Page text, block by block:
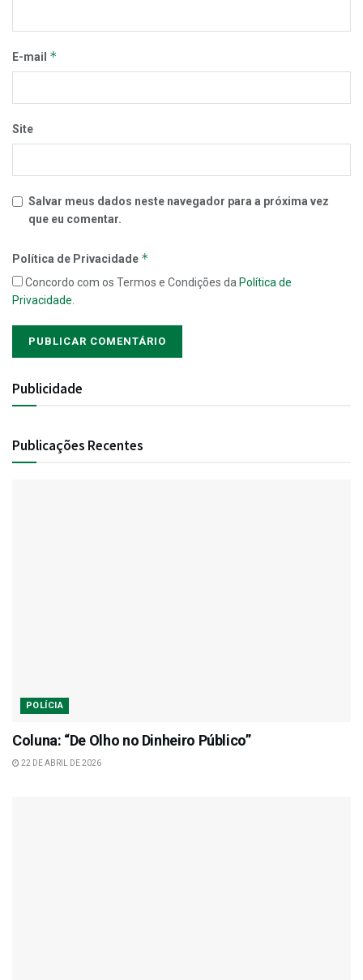
E-mail *
Site
Salvar meus dados neste navegador para a próxima vez
que eu comentar.
Política de Privacidade *
Concordo com os Termos e Condições da Política de
Privacidade
Publicidade
Publicações Recentes
POLÍCIA
Coluna: “De Olho no Dinheiro Público”
22 DE ABRIL DE 2026